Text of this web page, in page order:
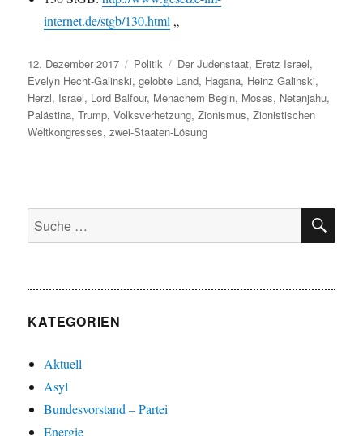
internet.de/stgb/130.html „
Veröffentlicht
am
12. Dezember 2017 Kategorien
Politik Schlagwörter
Der Judenstaat, Eretz Israel,
Evelyn Hecht-Galinski,gelobte Land, Hagana, Heinz Galinski,
Herzl, Israel, Lord Balfour, Menachem Begin, Moses, Netanjahu,
Palästina,Trump,Volksverhetzung,Zionismus,Zionistischen
Weltkongresses,zwei-Staaten-Lösung
Suche
nach:
KATEGORIEN
Aktuell
Asyl
Bundesvorstand – Partei
Energie